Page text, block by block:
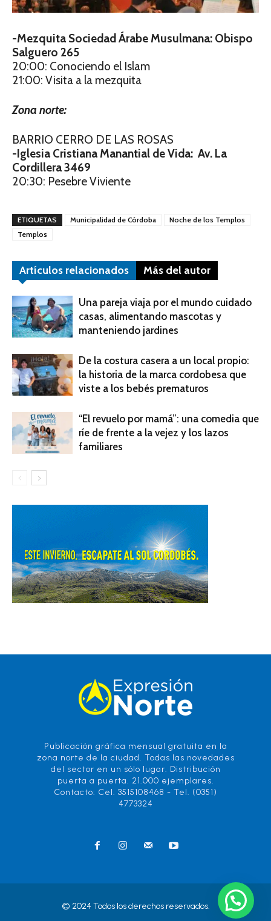
-Mezquita Sociedad Árabe Musulmana: Obispo
Salguero 265
20:00: Conociendo el Islam
21:00: Visita a la mezquita
Zona norte:
BARRIO CERRO DE LAS ROSAS
-Iglesia Cristiana Manantial de Vida: Av. La
Cordillera 3469
20:30: Pesebre Viviente
ETIQUETAS Municipalidad de Córdoba
Noche de los Templos
Templos
Artículos relacionados Más del autor
Una pareja viaja por el mundo cuidado
casas, alimentando mascotas y
manteniendo jardines
De la costura casera a un local propio:
la historia de la marca cordobesa que
viste a los bebés prematuros
“El revuelo por mamá”: una comedia que
ríe de frente a la vejez y los lazos
familiares
Publicación gráfica mensual gratuita en la
zona norte de la ciudad. Todas las novedades
del sector en un sólo lugar. Distribución
puerta a puerta. 21.000 ejemplares.
Contacto: Cel. 3515108468 - Tel. (0351)
4773324
© 2024 Todos los derechos reservados.